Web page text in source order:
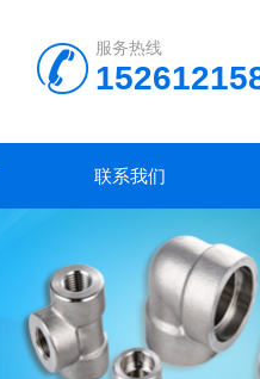
服务热线
联系我们